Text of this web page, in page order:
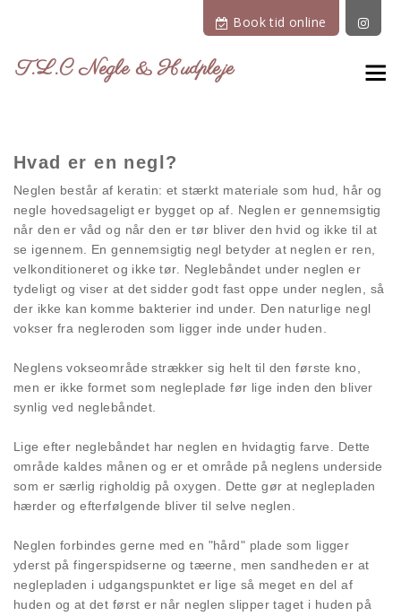
Book tid online
T.L.C Negle & Hudpleje
Hvad er en negl?
Neglen består af keratin: et stærkt materiale som hud, hår og
negle hovedsageligt er bygget op af. Neglen er gennemsigtig
når den er våd og når den er tør bliver den hvid og ikke til at
se igennem. En gennemsigtig negl betyder at neglen er ren,
velkonditioneret og ikke tør. Neglebåndet under neglen er
tydeligt og viser at det sidder godt fast oppe under neglen, så
der ikke kan komme bakterier ind under. Den naturlige negl
vokser fra negleroden som ligger inde under huden.
Neglens vokseområde strækker sig helt til den første kno,
men er ikke formet som negleplade før lige inden den bliver
synlig ved neglebåndet.
Lige efter neglebåndet har neglen en hvidagtig farve. Dette
område kaldes månen og er et område på neglens underside
som er særlig righoldig på oxygen. Dette gør at neglepladen
hærder og efterfølgende bliver til selve neglen.
Neglen forbindes gerne med en "hård" plade som ligger
yderst på fingerspidserne og tæerne, men sandheden er at
neglepladen i udgangspunktet er lige så meget en del af
huden og at det først er når neglen slipper taget i huden på